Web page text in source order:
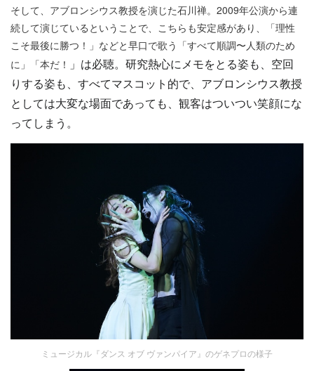
そして、アブロンシウス教授を演じた石川禅。2009年公演から連
続して演じているということで、こちらも安定感があり、「理性
こそ最後に勝つ！」などと早口で歌う「すべて順調〜人類のため
に」「本だ！ 」は必聴。研究熱心にメモをとる姿も、空回
りする姿も、すべてマスコット的で、アブロンシウス教授
としては大変な場面であっても、観客はついつい笑顔にな
ってしまう。
ミュージカル『ダンス オブ ヴァンパイア』のゲネプロの様子